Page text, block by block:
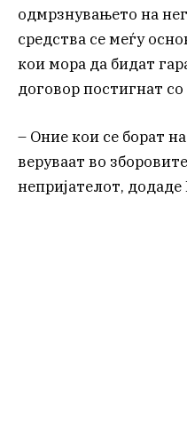
одмрзнувањето на
средства се меѓу
кои мора да бидат
договор постигнат
– Оние кои се борат
веруваат во
непријателот, додаде